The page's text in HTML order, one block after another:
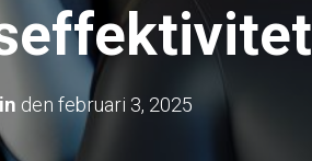
den februari 3, 2025